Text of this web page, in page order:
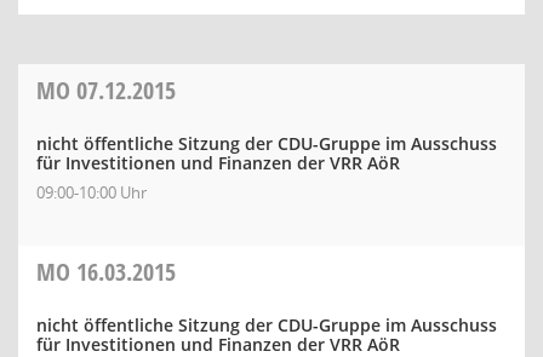
MO 07.12.2015
nicht öffentliche Sitzung der CDU-Gruppe im Ausschuss
für Investitionen und Finanzen der VRR AöR
09:00-10:00 Uhr
MO 16.03.2015
nicht öffentliche Sitzung der CDU-Gruppe im Ausschuss
für Investitionen und Finanzen der VRR AöR